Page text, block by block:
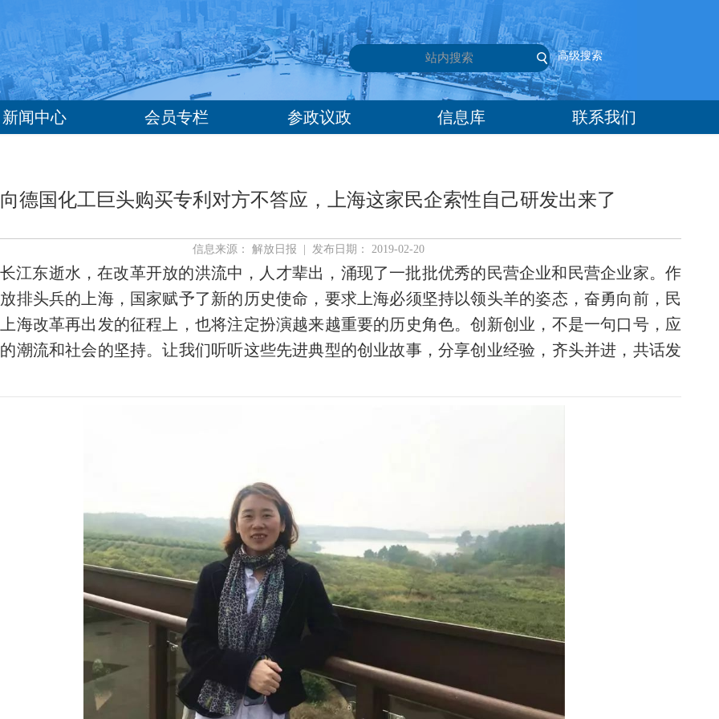
高级搜索
新闻中心 会员专栏 参政议政 信息库 联系我们
向德国化工巨头购买专利对方不答应，上海这家民企索性自己研发出来了
信息来源： 解放日报 | 发布日期： 2019-02-20
江东逝水，在改革开放的洪流中，人才辈出，涌现了一批批优秀的民营企业和民营企业家。作
排头兵的上海，国家赋予了新的历史使命，要求上海必须坚持以领头羊的姿态，奋勇向前，民
海改革再出发的征程上，也将注定扮演越来越重要的历史角色。创新创业，不是一句口号，应
潮流和社会的坚持。让我们听听这些先进典型的创业故事，分享创业经验，齐头并进，共话发